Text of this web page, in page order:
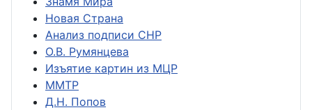
Новая Страна
Анализ подписи СНР
О.В. Румянцева
Изъятие картин из МЦР
ММТР
Д.Н. Попов